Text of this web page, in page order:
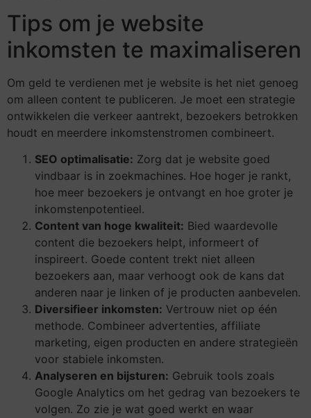
Tips om je website
inkomsten te maximaliseren
Om geld te verdienen met je website is het niet genoeg
om alleen content te publiceren. Je moet een strategie
ontwikkelen die verkeer aantrekt, bezoekers betrokken
houdt en meerdere inkomstenstromen combineert.
SEO optimalisatie: Zorg dat je website goed
vindbaar is in zoekmachines. Hoe hoger je rankt,
hoe meer bezoekers je ontvangt en hoe groter je
inkomstenpotentieel.
Content van hoge kwaliteit: Bied waardevolle
content die bezoekers helpt, informeert of
inspireert. Goede content trekt niet alleen
bezoekers aan, maar verhoogt ook de kans dat
anderen naar je linken of je producten aanbevelen.
Diversifieer inkomsten: Vertrouw niet op één
methode. Combineer advertenties, affiliate
marketing, eigen producten en andere strategieën
voor stabiele inkomsten.
Analyseren en bijsturen: Gebruik tools zoals
Google Analytics om het gedrag van bezoekers te
volgen. Zo zie je wat goed werkt en waar